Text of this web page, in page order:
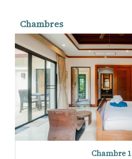
Chambres
Chambre 1